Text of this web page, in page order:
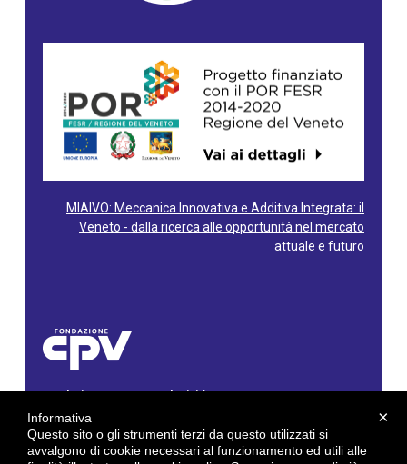
MIAIVO: Meccanica Innovativa e Additiva Integrata: il
Veneto - dalla ricerca alle opportunità nel mercato
attuale e futuro
Via Gioacchino Rossini, 60 - 36100 Vicenza - Italy
Tel. 0444/960500 - Fax 0444/1932220
C.F. e P. IVA: 02429800242
×
Informativa
Questo sito o gli strumenti terzi da questo utilizzati si
avvalgono di cookie necessari al funzionamento ed utili alle